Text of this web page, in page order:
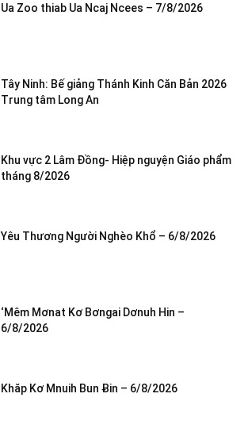
Ua Zoo thiab Ua Ncaj Ncees – 7/8/2026
Tây Ninh: Bế giảng Thánh Kinh Căn Bản 2026
Trung tâm Long An
Khu vực 2 Lâm Đồng- Hiệp nguyện Giáo phẩm
tháng 8/2026
Yêu Thương Người Nghèo Khổ – 6/8/2026
‘Mêm Mơnat Kơ Bơngai Dơnuh Hin –
6/8/2026
Khăp Kơ Mnuih Bun Ƀin – 6/8/2026